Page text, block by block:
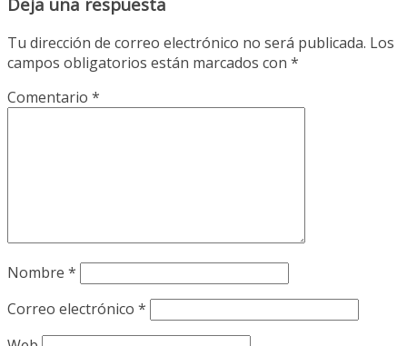
Tu dirección de correo electrónico no será publicada. Los
campos obligatorios están marcados con *
Comentario *
Nombre *
Correo electrónico *